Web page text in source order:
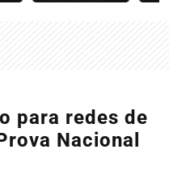
para redes de
Nacional